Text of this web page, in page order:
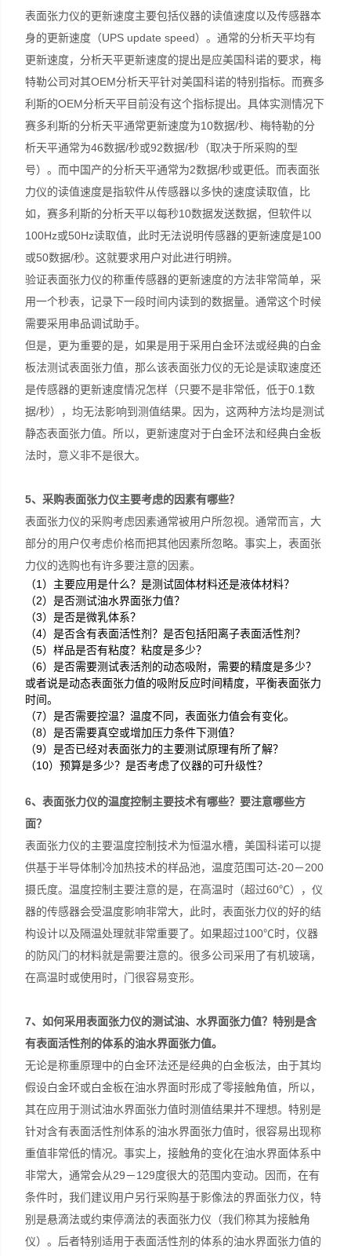
表面张力仪的更新速度主要包括仪器的读值速度以及传感器本
身的更新速度（UPS update speed）。通常的分析天平均有
更新速度，分析天平更新速度的提出是应美国科诺的要求，梅
特勒公司对其OEM分析天平针对美国科诺的特别指标。而赛多
利斯的OEM分析天平目前没有这个指标提出。具体实测情况下
赛多利斯的分析天平通常更新速度为10数据/秒、梅特勒的分
析天平通常为46数据/秒或92数据/秒（取决于所采购的型
号）。而中国产的分析天平通常为2数据/秒或更低。而表面张
力仪的读值速度是指软件从传感器以多快的速度读取值，比
如，赛多利斯的分析天平以每秒10数据发送数据，但软件以
100Hz或50Hz读取值，此时无法说明传感器的更新速度是100
或50数据/秒。这就要求用户对此进行明辨。
验证表面张力仪的称重传感器的更新速度的方法非常简单，采
用一个秒表，记录下一段时间内读到的数据量。通常这个时候
需要采用串品调试助手。
但是，更为重要的是，如果是用于采用白金环法或经典的白金
板法测试表面张力值，那么该表面张力仪的无论是读取速度还
是传感器的更新速度情况怎样（只要不是非常低，低于0.1数
据/秒），均无法影响到测值结果。因为，这两种方法均是测试
静态表面张力值。所以，更新速度对于白金环法和经典白金板
法时，意义非不是很大。
5、采购表面张力仪主要考虑的因素有哪些？
表面张力仪的采购考虑因素通常被用户所忽视。通常而言，大
部分的用户仅考虑价格而把其他因素所忽略。事实上，表面张
力仪的选购也有许多要注意的因素。
（1）主要应用是什么？是测试固体材料还是液体材料？
（2）是否测试油水界面张力值？
（3）是否是微乳体系？
（4）是否含有表面活性剂？是否包括阳离子表面活性剂？
（5）样品是否有粘度？粘度是多少？
（6）是否需要测试表活剂的动态吸附，需要的精度是多少？
或者说是动态表面张力值的吸附反应时间精度，平衡表面张力
时间。
（7）是否需要控温？温度不同，表面张力值会有变化。
（8）是否需要真空或增加压力条件下测值？
（9）是否已经对表面张力的主要测试原理有所了解？
（10）预算是多少？是否考虑了仪器的可升级性？
6、表面张力仪的温度控制主要技术有哪些？要注意哪些方
面？
表面张力仪的主要温度控制技术为恒温水槽，美国科诺可以提
供基于半导体制冷加热技术的样品池，温度范围可达-20－200
摄氏度。温度控制主要注意的是，在高温时（超过60℃），仪
器的传感器会受温度影响非常大，此时，表面张力仪的好的结
构设计以及隔温处理就非常重要了。如果超过100℃时，仪器
的防风门的材料就是需要注意的。很多公司采用了有机玻璃，
在高温时或使用时，门很容易变形。
7、如何采用表面张力仪的测试油、水界面张力值？特别是含
有表面活性剂的体系的油水界面张力值。
无论是称重原理中的白金环法还是经典的白金板法，由于其均
假设白金环或白金板在油水界面时形成了零接触角值，所以，
其在应用于测试油水界面张力值时测值结果并不理想。特别是
针对含有表面活性剂体系的油水界面张力值时，很容易出现称
重值非常低的情况。事实上，接触角的变化在油水界面体系中
非常大，通常会从29－129度很大的范围内变动。因而，在有
条件时，我们建议用户另行采购基于影像法的界面张力仪，特
别是悬滴法或约束停滴法的表面张力仪（我们称其为接触角
仪）。后者特别适用于表面活性剂的体系的油水界面张力值的